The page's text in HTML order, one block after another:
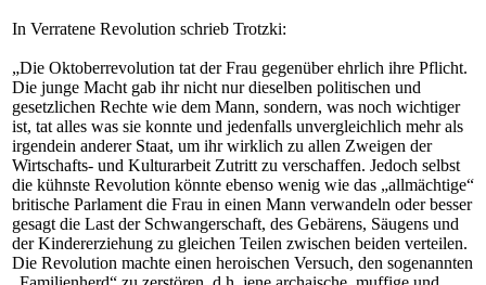
In Verratene Revolution schrieb Trotzki:
„Die Oktoberrevolution tat der Frau gegenüber ehrlich ihre Pflicht.
Die junge Macht gab ihr nicht nur dieselben politischen und
gesetzlichen Rechte wie dem Mann, sondern, was noch wichtiger
ist, tat alles was sie konnte und jedenfalls unvergleichlich mehr als
irgendein anderer Staat, um ihr wirklich zu allen Zweigen der
Wirtschafts- und Kulturarbeit Zutritt zu verschaffen. Jedoch selbst
die kühnste Revolution könnte ebenso wenig wie das „allmächtige“
britische Parlament die Frau in einen Mann verwandeln oder besser
gesagt die Last der Schwangerschaft, des Gebärens, Säugens und
der Kindererziehung zu gleichen Teilen zwischen beiden verteilen.
Die Revolution machte einen heroischen Versuch, den sogenannten